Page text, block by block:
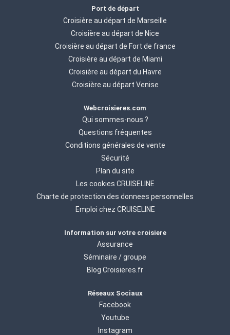
Port de départ
Croisière au départ de Marseille
Croisière au départ de Nice
Croisière au départ de Fort de france
Croisière au départ de Miami
Croisière au départ du Havre
Croisière au départ Venise
Webcroisieres.com
Qui sommes-nous ?
Questions fréquentes
Conditions générales de vente
Sécurité
Plan du site
Les cookies CRUISELINE
Charte de protection des donnees personnelles
Emploi chez CRUISELINE
Information sur votre croisiere
Assurance
Séminaire / groupe
Blog Croisieres.fr
Réseaux Sociaux
Facebook
Youtube
Instagram